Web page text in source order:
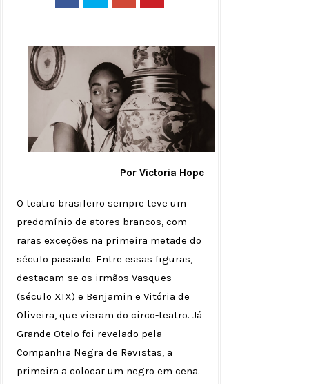
Por Victoria Hope
O teatro brasileiro sempre teve um
predomínio de atores brancos, com
raras exceções na primeira metade do
século passado. Entre essas figuras,
destacam-se os irmãos Vasques
(século XIX) e Benjamin e Vitória de
Oliveira, que vieram do circo-teatro. Já
Grande Otelo foi revelado pela
Companhia Negra de Revistas, a
primeira a colocar um negro em cena.